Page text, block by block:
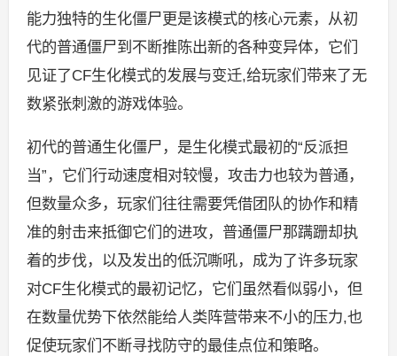
能力独特的生化僵尸更是该模式的核心元素，从初
代的普通僵尸到不断推陈出新的各种变异体，它们
见证了CF生化模式的发展与变迁,给玩家们带来了无
数紧张刺激的游戏体验。
初代的普通生化僵尸，是生化模式最初的“反派担
当”，它们行动速度相对较慢，攻击力也较为普通，
但数量众多，玩家们往往需要凭借团队的协作和精
准的射击来抵御它们的进攻，普通僵尸那蹒跚却执
着的步伐，以及发出的低沉嘶吼，成为了许多玩家
对CF生化模式的最初记忆，它们虽然看似弱小，但
在数量优势下依然能给人类阵营带来不小的压力,也
促使玩家们不断寻找防守的最佳点位和策略。